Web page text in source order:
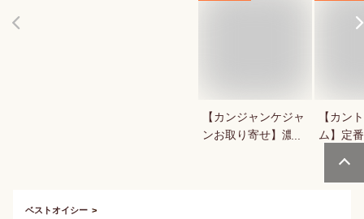
【カンジャンケジャ
ンお取り寄せ】濃厚
【カン
ム】定
ベストオイシー